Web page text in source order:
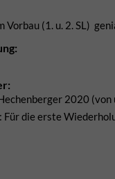
Vorbau (1. u. 2. SL)
2020 (von
die erste